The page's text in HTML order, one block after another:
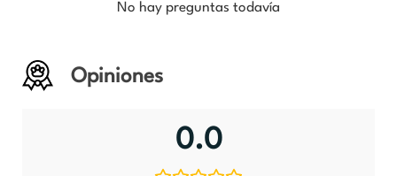
No hay preguntas todavía
Opiniones
0.0